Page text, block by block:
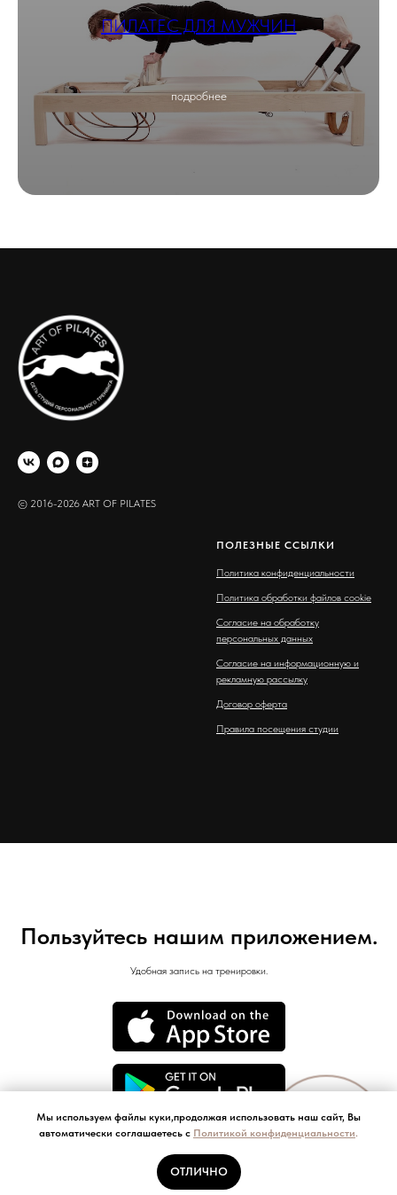
Мы используем файлы куки,продолжая использовать наш сайт, Вы
автоматически соглашаетесь с Политикой конфиденциальности.
ОТЛИЧНО
ПИЛАТЕС ДЛЯ МУЖЧИН
подробнее
© 2016-2026 ART OF PILATES
ПОЛЕЗНЫЕ ССЫЛКИ
Политика конфиденциальности
Политика обработки файлов cookie
Согласие на обработку
персональных данных
Согласие на информационную и
рекламную рассылку
Договор оферта
Правила посещения студии
Пользуйтесь нашим приложением.
Удобная запись на тренировки.
Онлайн-